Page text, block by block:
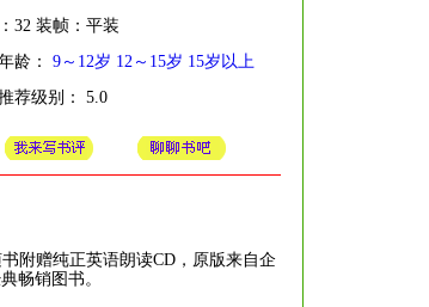
32 装帧：平装
龄： 9～12岁 12～15岁 15岁以上
荐级别： 5.0
附赠纯正英语朗读CD，原版来自企
畅销图书。